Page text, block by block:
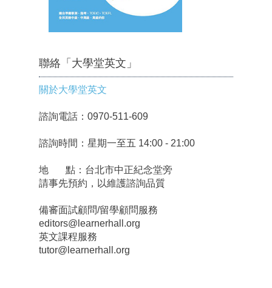
聯絡「大學堂英文」
關於大學堂英文
諮詢電話：0970-511-609
諮詢時間：星期一至五 14:00 - 21:00
地 點：台北市中正紀念堂旁
請事先預約，以維護諮詢品質
備審面試顧問/留學顧問服務
editors@learnerhall.org
英文課程服務
tutor@learnerhall.org